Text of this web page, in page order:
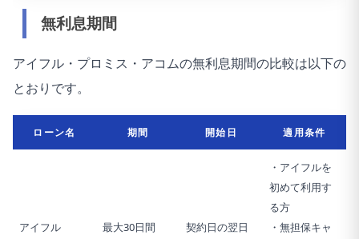
無利息期間
アイフル・プロミス・アコムの無利息期間の比較は以下の
とおりです。
ローン名 期間 開始日 適用条件
アイフル 最大30日間 契約日の翌日
・アイフルを
初めて利用す
る方
・無担保キャ